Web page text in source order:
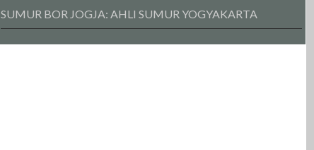
SUMUR BOR JOGJA: AHLI SUMUR YOGYAKARTA